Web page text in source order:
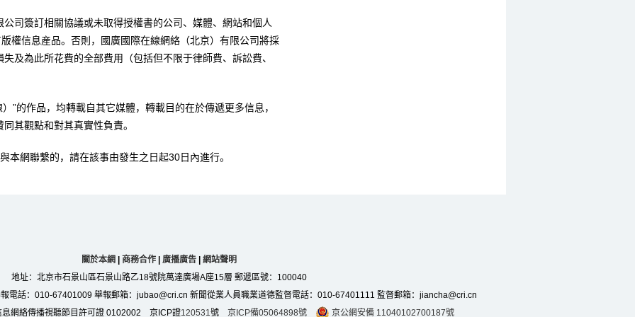
司簽訂相關協議或未取得授權書的公司、媒體、網站和個人
權信息産品。否則，國廣國際在線網絡（北京）有限公司將採
及為此所花費的全部費用（包括但不限于律師費、訴訟費、
”的作品，均轉載自其它媒體，轉載目的在於傳遞更多信息，
其觀點和對其真實性負責。
本網聯繫的，請在該事由發生之日起30日內進行。
關於本網 商務合作| 廣播廣告| 網站聲明
地址：北京市石景山區石景山路乙18號院萬達廣場A座15層 郵遞區號：100040
電話：010-67401009 舉報郵箱：jubao@cri.cn 新聞從業人員職業道德監督電話：010-67401111 監督郵箱：jiancha@cri.cn
網絡傳播視聽節目許可證 0102002 京ICP證120531號 京ICP備05064898號 京公網安備 11040102700187號